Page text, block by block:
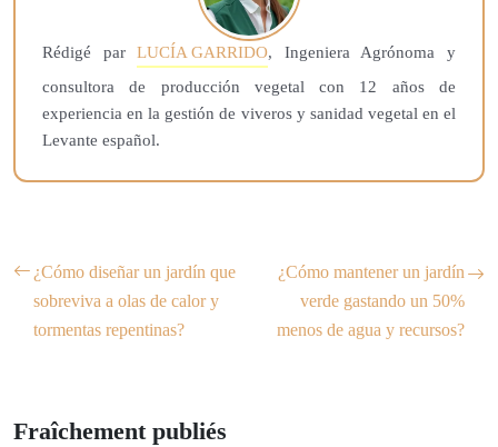
Rédigé parLUCÍA GARRIDO, Ingeniera Agrónoma y
consultora de producción vegetal con 12 años de
experiencia en la gestión de viveros y sanidad vegetal en el
Levante español.
¿Cómo diseñar un jardín que
sobreviva a olas de calor y
tormentas repentinas?
¿Cómo mantener un jardín
verde gastando un 50%
menos de agua y recursos?
Fraîchement publiés